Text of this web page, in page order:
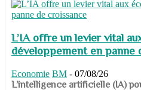
L’IA offre un levier vital
développement en panne
Economie BM - 07/08/26
​​​​​​​L’intelligence artificielle (IA)